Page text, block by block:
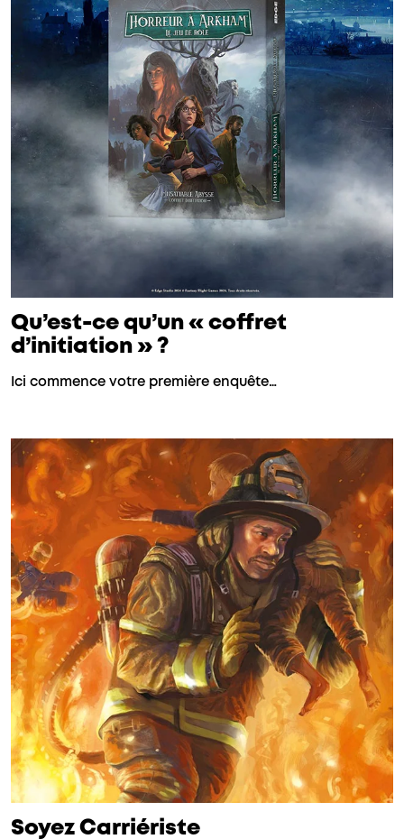
Qu’est-ce qu’un « coffret
d’initiation » ?
Ici commence votre première enquête…
Soyez Carriériste